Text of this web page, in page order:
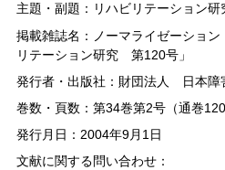
主題・副題：リハビリテーション
掲載雑誌名：ノーマライゼーショ
リテーション研究 第120号」
発行者・出版社：財団法人 日本障
巻数・頁数：第34巻第2号（通巻
発行月日：2004年9月1日
文献に関する問い合わせ：